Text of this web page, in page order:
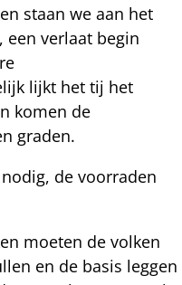
staan we aan het
een verlaat begin
lijkt het tij het
komen de
graden.
de voorraden
moeten de volken
en de basis leggen